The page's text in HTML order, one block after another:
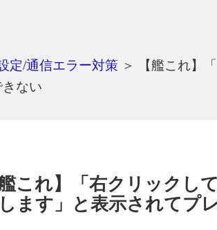
定/通信エラー対策 ＞
【艦これ】
ない
艦これ】「右クリックし
ます」と表示されてプ